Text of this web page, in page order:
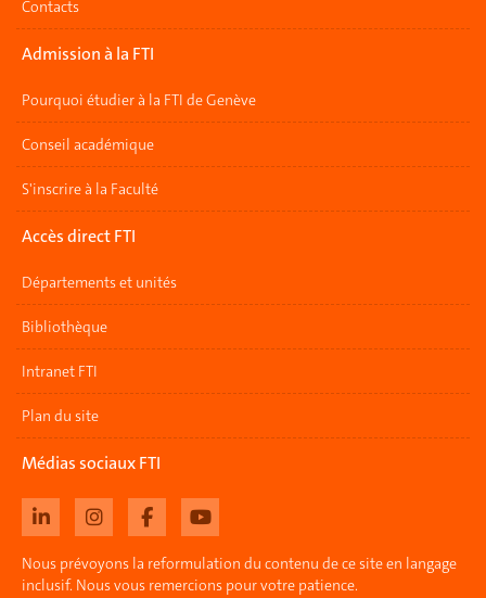
Contacts
Admission à la FTI
Pourquoi étudier à la FTI de Genève
Conseil académique
S'inscrire à la Faculté
Accès direct FTI
Départements et unités
Bibliothèque
Intranet FTI
Plan du site
Médias sociaux FTI
Nous prévoyons la reformulation du contenu de ce site en langage
inclusif. Nous vous remercions pour votre patience.